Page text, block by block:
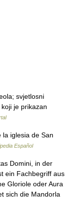
svjetlosni
je prikazan
iglesia de San
Español
Domini, in der
ein Fachbegriff aus
Gloriole oder Aura
sich die Mandorla